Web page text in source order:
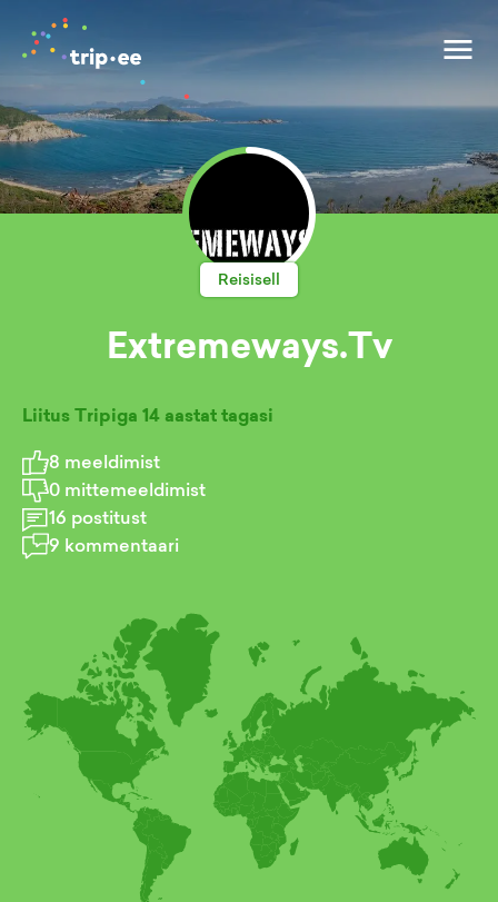
Reisisell
Extremeways.Tv
Liitus Tripiga 14 aastat tagasi
8 meeldimist
0 mittemeeldimist
16 postitust
9 kommentaari